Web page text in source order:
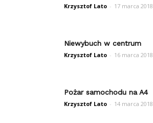
Krzysztof Lato - 17 marca 2018
Niewybuch w centrum
Krzysztof Lato - 16 marca 2018
Pożar samochodu na A4
Krzysztof Lato - 14 marca 2018